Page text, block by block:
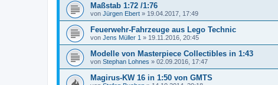
Maßstab 1:72 /1:76
von Jürgen Ebert » 19.04.2017, 17:49
Feuerwehr-Fahrzeuge aus Lego Technic
von Jens Müller 1 » 19.11.2016, 20:45
Modelle von Masterpiece Collectibles in 1:43
von Stephan Lohnes » 02.09.2016, 17:47
Magirus-KW 16 in 1:50 von GMTS